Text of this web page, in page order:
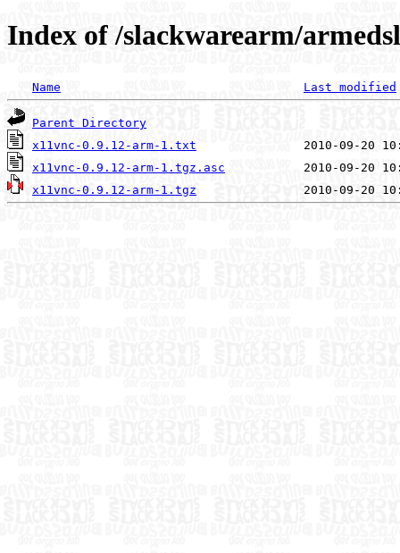
Index of /slackwarearm/
Name Last modified
Parent Directory
x11vnc-0.9.12-arm-1.txt
x11vnc-0.9.12-arm-1.tgz.asc
x11vnc-0.9.12-arm-1.tgz